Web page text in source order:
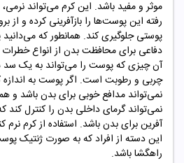
موثر و مفید باشد. این کرم می‌تواند
رفته این پوست‌ها را بازآفرینی کرده و از
پوستی جلوگیری کند. همانطور که
دفاعی برای محافظت بدن از انواع
آن چیزی که پوست را می‌تواند به یک سد
چربی و رطوبت است. اگر پوست به
نمی‌تواند مدافع خوبی برای بدن باشد و
نمی‌تواند گرمای داخلی بدن را کنترل
آفرین برای بدن باشد. استفاده از کرم نرم
این دسته از افراد که به صورت ژنتیک
راهگشا باشد.